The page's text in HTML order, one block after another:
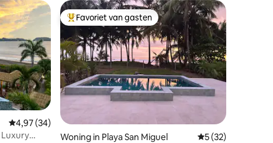
recensies
Gemiddelde beoordeling van 4,97 uit 5, 34 recensies
4,97 (34)
Topfavoriet van gasten
Favoriet van gasten
Woning in Playa San Miguel Gemiddelde
5 (32)